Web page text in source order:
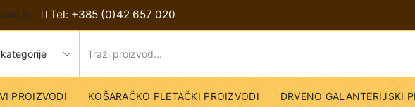
Tel: +385 (0)42 657 020
PROIZVODI KOŠARAČKO PLETAČKI PROIZVODI DRVENO GALANTERIJSKI